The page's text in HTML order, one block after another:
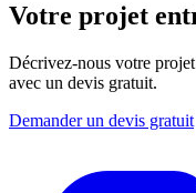
Votre projet
Décrivez-nous votre
avec un devis gratuit.
Demander un devis gratuit